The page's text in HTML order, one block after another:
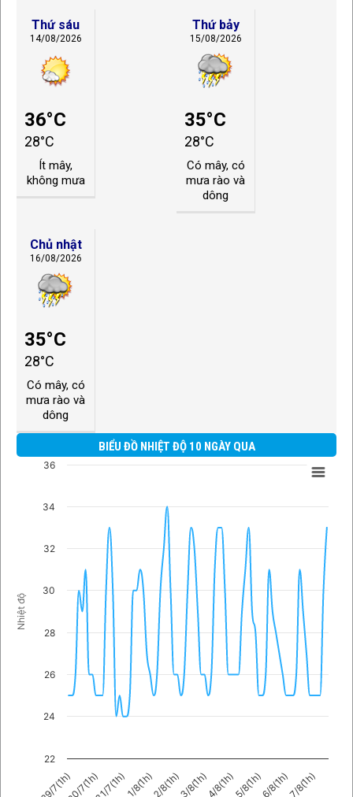
Thứ sáu
14/08/2026
36°C
28°C
Ít mây,
không mưa
Thứ bảy
15/08/2026
35°C
28°C
Có mây, có
mưa rào và
dông
Chủ nhật
16/08/2026
35°C
28°C
Có mây, có
mưa rào và
dông
BIỂU ĐỒ NHIỆT ĐỘ 10 NGÀY QUA
Nhiệt độ
29/7(1h)30/7(1h)31/7(1h)1/8(1h)2/8(1h)3/8(1h)4/8(1h)5/8(1h)6/8(1h)7/8(1h)
22
24
26
28
30
32
34
36